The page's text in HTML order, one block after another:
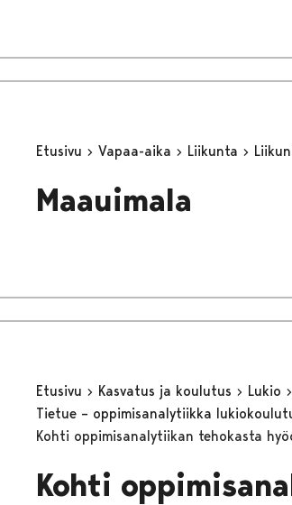
Etusivu Vapaa-aika Liikunta
Maauimala
Etusivu Kasvatus ja koulutus Lukio
Tietue – oppimisanalytiikka
Kohti oppimisanalytiikan tehokasta
Kohti